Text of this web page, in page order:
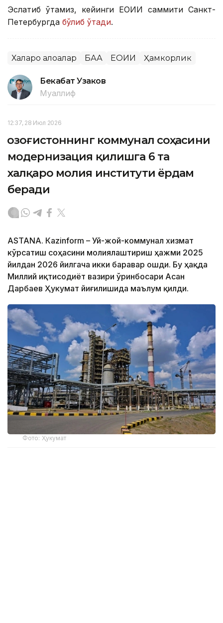
Эслатиб ўтамиз, кейинги ЕОИИ саммити Санкт-
Петербургда бўлиб ўтади.
Халқаро алоқалар БАА ЕОИИ Ҳамкорлик
Бекабат Узаков
Муаллиф
12:37, 28 Июл 2026
Қозоғистоннинг коммунал соҳасини
модернизация қилишга 6 та
халқаро молия институти ёрдам
беради
ASTANА. Кazinform – Уй-жой-коммунал хизмат
кўрсатиш соҳасини молиялаштириш ҳажми 2025
йилдан 2026 йилгача икки баравар ошди. Бу ҳақда
Миллий иқтисодиёт вазири ўринбосари Асан
Дарбаев Ҳукумат йиғилишида маълум қилди.
Фото: Ҳукумат